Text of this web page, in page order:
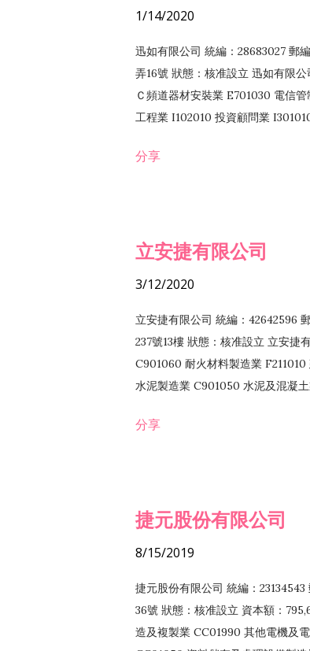
1/14/2020
迅如有限公司 統編：28683027 郵
弄16號 狀態：核准設立 迅如有限
Ｃ頻道器材安裝業 E701030 電信
工程業 I102010 投資顧問業
務 F102030 菸酒批發業 F203020
分享
立安捷有限公司
3/12/2020
立安捷有限公司 統編：42642596
237號13樓 狀態：核准設立 立安捷
C901060 耐火材料製造業
水泥製造業 C901050 水泥及混凝
EZ99990 其他工程業 F102170 食
分享
捷元股份有限公司
8/15/2019
捷元股份有限公司 統編：
36號 狀態：核准設立 資本額：
造及複製業 CC01990 其他電機及